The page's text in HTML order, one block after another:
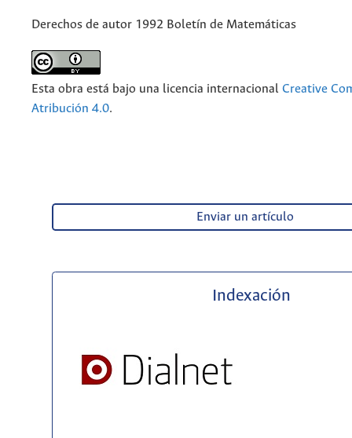
Derechos de autor 1992 Boletín de Matemáticas
Esta obra está bajo una licencia internacional Creative
Atribución 4.0.
Enviar un artículo
Indexación